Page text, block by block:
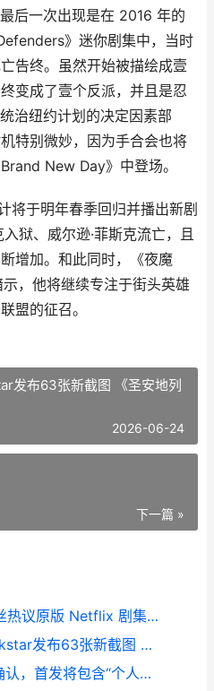
后一次出现是在 2016 年的
》迷你剧集中，当时
告终。虽然开始被描绘成壹
变成了壹个反派，并且是忍
治纽约计划的决定因素部
特别微妙，因为手合会也将
New Day》中登场。
将于明年春季回归并播出新剧
狱、威尔逊·菲斯克流亡，且
增加。和此同时，《夜魔
，他将继续专注于街头英雄
盟的征召。
发布63张新截图 《圣安地列
2026-06-24
下一篇 »
夜魔俠: Born Again 粉丝热议原版 Netflix 剧集争议人物回归 夜魔侠电影
《圣安地列斯6》：Rockstar发布63张新截图 《圣安地列斯热咖啡》全集免费观看
圣安地列斯6 价格正式确认，首发将包含“个人游戏体验” 圣安地列斯pcj600